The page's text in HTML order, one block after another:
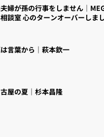
婦が孫の行事をしません｜
談室 心のターンオーバーしま
言葉から｜萩本欽一
屋の夏｜杉本昌隆